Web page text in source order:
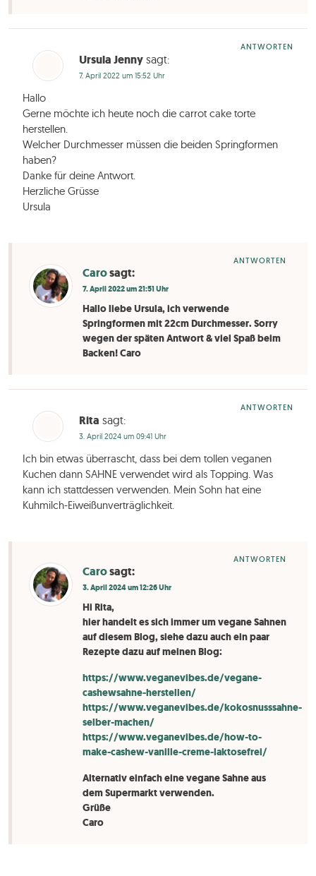
Ursula Jenny sagt:
7. April 2022 um 15:52 Uhr
Hallo
Gerne möchte ich heute noch die carrot cake torte
herstellen.
Welcher Durchmesser müssen die beiden Springformen
haben?
Danke für deine Antwort.
Herzliche Grüsse
Ursula
ANTWORTEN
Carosagt:
7. April 2022 um 21:51 Uhr
Hallo liebe Ursula, ich verwende
Springformen mit 22cm Durchmesser. Sorry
wegen der späten Antwort & viel Spaß beim
Backen! Caro
ANTWORTEN
Rita sagt:
3. April 2024 um 09:41 Uhr
Ich bin etwas überrascht, dass bei dem tollen veganen
Kuchen dann SAHNE verwendet wird als Topping. Was
kann ich stattdessen verwenden. Mein Sohn hat eine
Kuhmilch-Eiweißunverträglichkeit.
ANTWORTEN
Carosagt:
3. April 2024 um 12:26 Uhr
Hi Rita,
hier handelt es sich immer um vegane Sahnen
auf diesem Blog, siehe dazu auch ein paar
Rezepte dazu auf meinen Blog:
https://www.veganevibes.de/vegane-
cashewsahne-herstellen/
https://www.veganevibes.de/kokosnusssahne-
selber-machen/
https://www.veganevibes.de/how-to-
make-cashew-vanille-creme-laktosefrei/
Alternativ einfach eine vegane Sahne aus
dem Supermarkt verwenden.
Grüße
Caro
ANTWORTEN